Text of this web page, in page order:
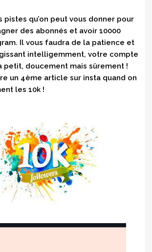
pistes qu’on peut vous donner pour
des abonnés et avoir 10000
Il vous faudra de la patience et
intelligemment, votre compte
petit, doucement mais sûrement !
un 4ème article sur insta quand on
les 10k !